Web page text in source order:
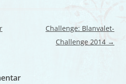
Challenge: Blanvalet-
Challenge 2014 →